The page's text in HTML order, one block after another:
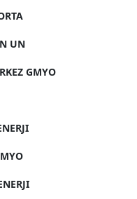
UN
GMYO